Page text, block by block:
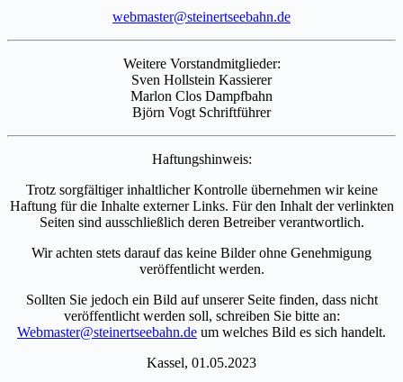
webmaster@steinertseebahn.de
Weitere Vorstandmitglieder:
Sven Hollstein Kassierer
Marlon Clos Dampfbahn
Björn Vogt Schriftführer
Haftungshinweis:
Trotz sorgfältiger inhaltlicher Kontrolle übernehmen wir keine
Haftung für die Inhalte externer Links. Für den Inhalt der verlinkten
Seiten sind ausschließlich deren Betreiber verantwortlich.
Wir achten stets darauf das keine Bilder ohne Genehmigung
veröffentlicht werden.
Sollten Sie jedoch ein Bild auf unserer Seite finden, dass nicht
veröffentlicht werden soll, schreiben Sie bitte an:
Webmaster@steinertseebahn.de um welches Bild es sich handelt.
Kassel, 01.05.2023